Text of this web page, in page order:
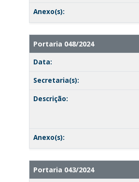
Anexo(s):
Portaria 048/2024
Data:
Secretaria(s):
Descrição:
Anexo(s):
Portaria 043/2024